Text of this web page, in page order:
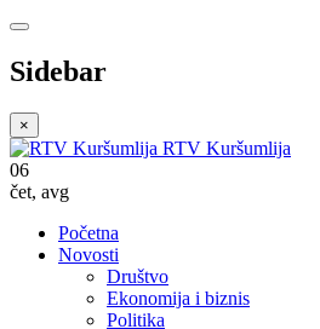
Sidebar
×
RTV Kuršumlija
06
čet, avg
Početna
Novosti
Društvo
Ekonomija i biznis
Politika